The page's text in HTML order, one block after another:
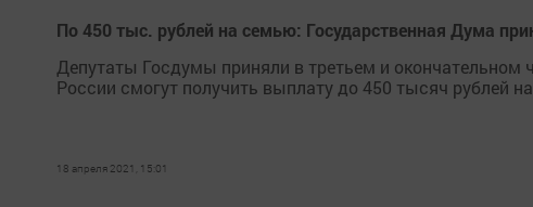
По 450 тыс. рублей на семью: Государственная Дума
Депутаты Госдумы приняли в третьем и окончательном
России смогут получить выплату до 450 тысяч рублей
18 апреля 2021, 15:01